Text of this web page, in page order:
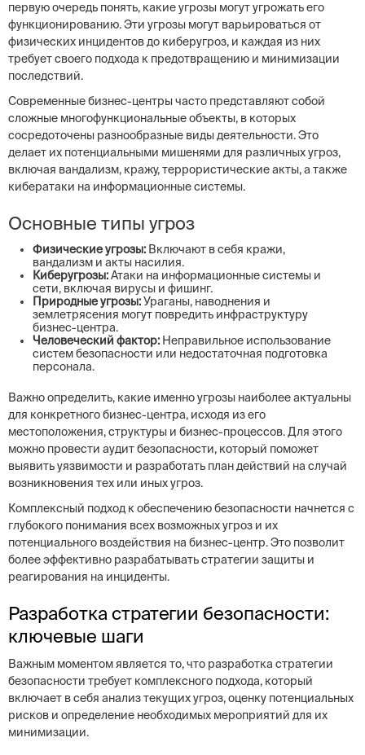
первую очередь понять, какие угрозы могут угрожать его
функционированию. Эти угрозы могут варьироваться от
физических инцидентов до киберугроз, и каждая из них
требует своего подхода к предотвращению и минимизации
последствий.
Современные бизнес-центры часто представляют собой
сложные многофункциональные объекты, в которых
сосредоточены разнообразные виды деятельности. Это
делает их потенциальными мишенями для различных угроз,
включая вандализм, кражу, террористические акты, а также
кибератаки на информационные системы.
Основные типы угроз
Физические угрозы: Включают в себя кражи,
вандализм и акты насилия.
Киберугрозы:Атаки на информационные системы и
сети, включая вирусы и фишинг.
Природные угрозы:Ураганы, наводнения и
землетрясения могут повредить инфраструктуру
бизнес-центра.
Человеческий фактор: Неправильное использование
систем безопасности или недостаточная подготовка
персонала.
Важно определить, какие именно угрозы наиболее актуальны
для конкретного бизнес-центра, исходя из его
местоположения, структуры и бизнес-процессов. Для этого
можно провести аудит безопасности, который поможет
выявить уязвимости и разработать план действий на случай
возникновения тех или иных угроз.
Комплексный подход к обеспечению безопасности начнется с
глубокого понимания всех возможных угроз и их
потенциального воздействия на бизнес-центр. Это позволит
более эффективно разрабатывать стратегии защиты и
реагирования на инциденты.
Разработка стратегии безопасности:
ключевые шаги
Важным моментом является то, что разработка стратегии
безопасности требует комплексного подхода, который
включает в себя анализ текущих угроз, оценку потенциальных
рисков и определение необходимых мероприятий для их
минимизации.